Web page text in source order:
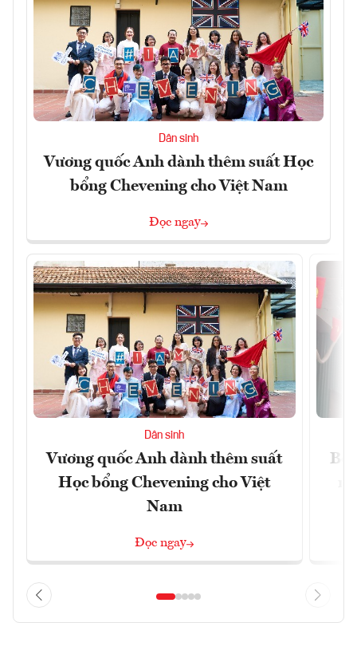
Dân sinh
Vương quốc Anh dành thêm suất Học
bổng Chevening cho Việt Nam
Đọc ngay
Dân sinh
Vương quốc Anh dành thêm suất
Học bổng Chevening cho Việt
Nam
Đọc ngay
Bộ